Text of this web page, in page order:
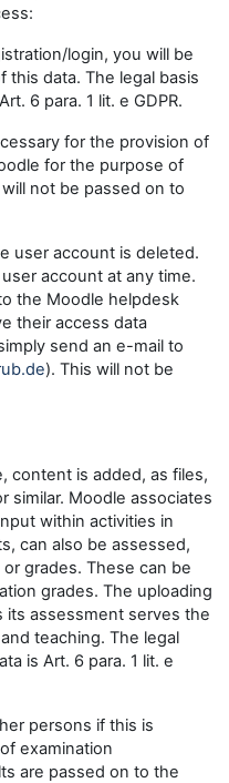
login, you will be
data. The legal basis
6 para. 1 lit. e GDPR.
for the provision of
for the purpose of
not be passed on to
user account is deleted.
account at any time.
the Moodle helpdesk
their access data
send an e-mail to
). This will not be
content is added, as files,
similar. Moodle associates
within activities in
can also be assessed,
grades. These can be
grades. The uploading
its assessment serves the
teaching. The legal
is Art. 6 para. 1 lit. e
persons if this is
examination
are passed on to the